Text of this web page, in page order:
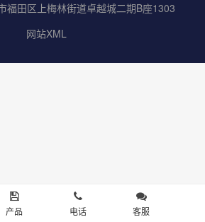
福田区上梅林街道卓越城二期B座1303
网站XML
产品 电话 客服